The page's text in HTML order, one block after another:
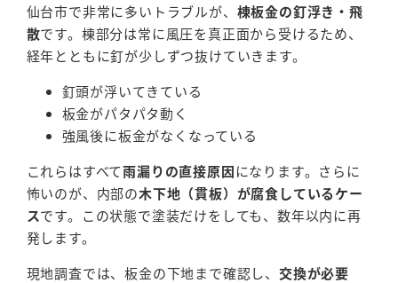
仙台市で非常に多いトラブルが、 棟板金の釘浮き・飛
散です。棟部分は常に風圧を真正面から受けるため、
経年とともに釘が少しずつ抜けていきます。
釘頭が浮いてきている
板金がパタパタ動く
強風後に板金がなくなっている
これらはすべて雨漏りの直接原因になります。さらに
怖いのが、内部の木下地（貫板）が腐食しているケー
スです。この状態で塗装だけをしても、数年以内に再
発します。
現地調査では、板金の下地まで確認し、 交換が必要